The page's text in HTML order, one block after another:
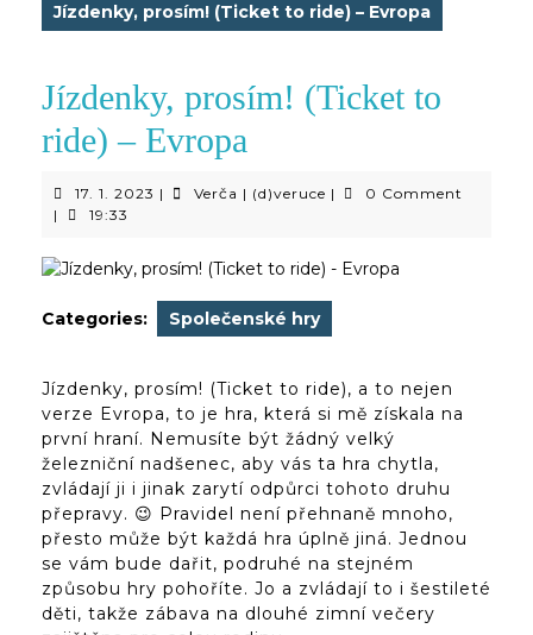
Jízdenky, prosím! (Ticket to ride) – Evropa
Jízdenky, prosím! (Ticket to
ride) – Evropa
17. 1. 2023 17.| Verča | (d)veruce Verča
|
0 Comment
|
19:33
Categories: Společenské hry
Jízdenky, prosím! (Ticket to ride), a to nejen
verze Evropa, to je hra, která si mě získala na
první hraní. Nemusíte být žádný velký
železniční nadšenec, aby vás ta hra chytla,
zvládají ji i jinak zarytí odpůrci tohoto druhu
přepravy. 😉 Pravidel není přehnaně mnoho,
přesto může být každá hra úplně jiná. Jednou
se vám bude dařit, podruhé na stejném
způsobu hry pohoříte. Jo a zvládají to i šestileté
děti, takže zábava na dlouhé zimní večery